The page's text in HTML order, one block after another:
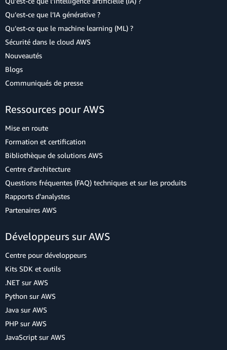
Qu’est-ce que l’IA générative ?
Qu’est-ce que le machine learning (ML) ?
Sécurité dans le cloud AWS
Nouveautés
Blogs
Communiqués de presse
Ressources pour AWS
Mise en route
Formation et certification
Bibliothèque de solutions AWS
Centre d'architecture
Questions fréquentes (FAQ) techniques et sur les produits
Rapports d'analystes
Partenaires AWS
Développeurs sur AWS
Centre pour développeurs
Kits SDK et outils
.NET sur AWS
Python sur AWS
Java sur AWS
PHP sur AWS
JavaScript sur AWS